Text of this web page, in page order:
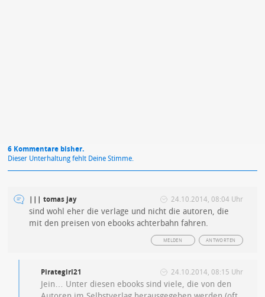
6 Kommentare bisher.
Dieser Unterhaltung fehlt Deine Stimme.
||| tomas jay 24.10.2014, 08:04 Uhr
sind wohl eher die verlage und nicht die autoren, die
mit den preisen von ebooks achterbahn fahren.
ANTWORTEN
MELDEN
Pirategirl21 24.10.2014, 08:15 Uhr
Jein… Unter diesen ebooks sind viele, die von den